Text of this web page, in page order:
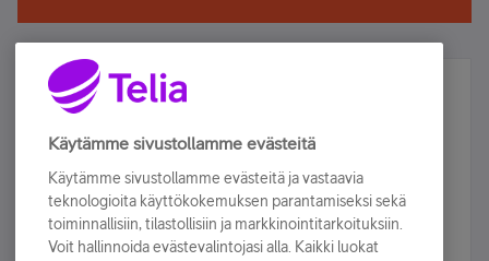
Älä jää paitsi – osallistu ja voita!
Tilaa Telian uutiskirje ja olet mukana arvonnassa.
sähköpostiisi.
Tilaa nyt
Käytämme sivustollamme evästeitä
Käytämme sivustollamme evästeitä ja vastaavia
teknologioita käyttökokemuksen parantamiseksi sekä
toiminnallisiin, tilastollisiin ja markkinointitarkoituksiin.
Voit hallinnoida evästevalintojasi alla. Kaikki luokat